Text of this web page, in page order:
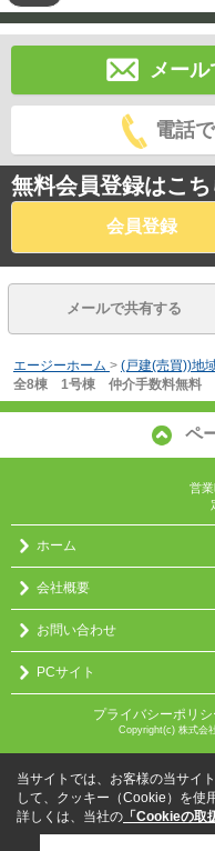
メー
電話
無料会員登録はこち
会員登録
メールで共有する
エージーホーム > (戸建(売買))地
全8棟 1号棟 仲介手数料無料
ペ
営
ホーム
会社概要
お問い合わせ
PCサイト
プライバシーポリシ
Copyright(c) 株式会
当サイトでは、お客様の当サイ
して、クッキー（Cookie）を使
詳しくは、当社の 「Cookieの取